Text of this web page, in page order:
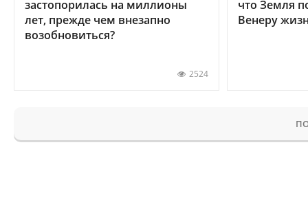
застопорилась на миллионы
лет, прежде чем внезапно
возобновиться?
2524
что Земля
Венеру